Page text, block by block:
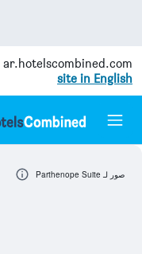
ar.hotelscombined.com
site in English
صور لـ Parthenope Suite